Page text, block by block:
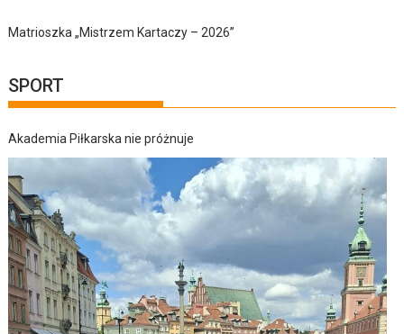
Matrioszka „Mistrzem Kartaczy – 2026”
SPORT
Akademia Piłkarska nie próżnuje